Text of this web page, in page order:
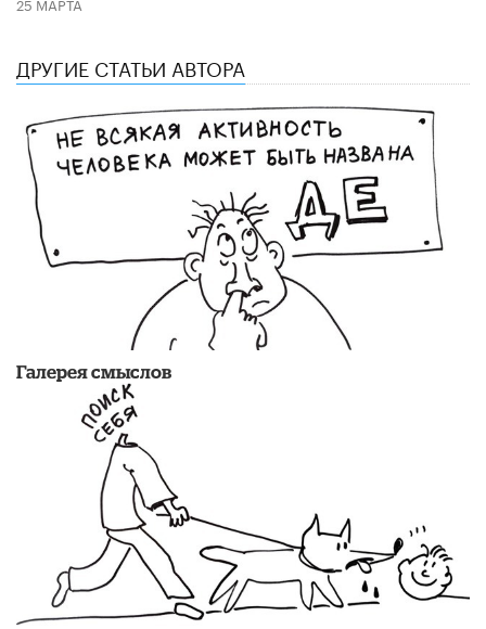
ДРУГИЕ СТАТЬИ АВТОРА
Галерея смыслов